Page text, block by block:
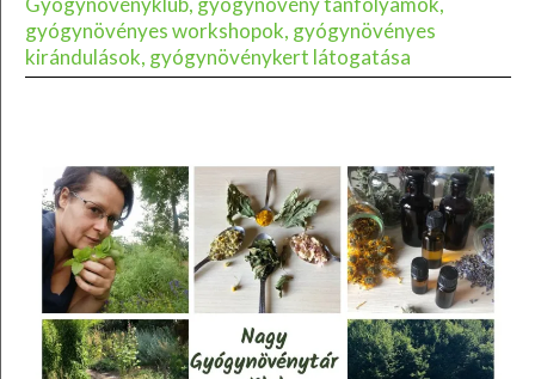
gyógynövényes workshopok, gyógynövényes
kirándulások, gyógynövénykert látogatása